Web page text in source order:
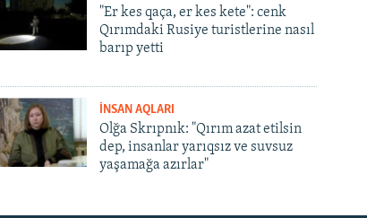
"Er kes qaça, er kes kete": cenk
Qırımdaki Rusiye turistlerine nasıl
barıp yetti
İNSAN AQLARI
Olğa Skrıpnık: "Qırım azat etilsin
dep, insanlar yarıqsız ve suvsuz
yaşamağa azırlar"